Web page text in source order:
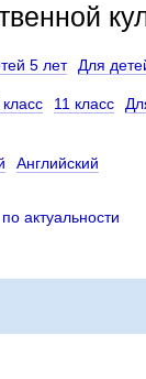
5 лет Для
11 класс
Английский
по актуальности